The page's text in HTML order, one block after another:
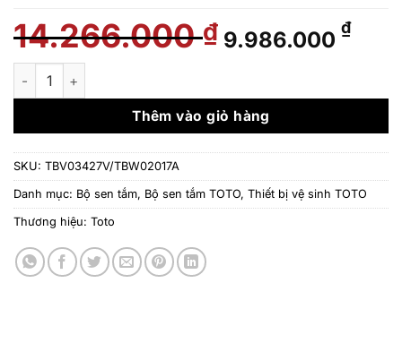
14.266.000₫ Giá
gốc
14.266.000 ₫.
9.986.000 ₫Giá
là:
Bộ sen tắm nhiệt độ TOTO TBV03427V/TBW02017A số lượng
Thêm vào giỏ hàng
SKU: TBV03427V/TBW02017A
Danh mục: Bộ sen tắm, Bộ sen tắm TOTO, Thiết bị vệ sinh TOTO
Thương hiệu: Toto